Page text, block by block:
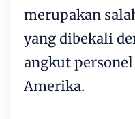
merupakan
yang dibekali
angkut personel
Amerika.